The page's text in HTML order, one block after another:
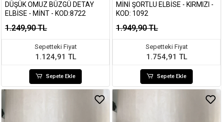
DÜŞÜK OMUZ BÜZGÜ DETAY
ELBISE - MINT - KOD:8722
1.249,90 TL
Sepetteki Fiyat
1.124,91 TL
Sepete Ekle
MINI ŞORTLU ELBISE - KIRMIZI -
KOD: 1092
1.949,90 TL
Sepetteki Fiyat
1.754,91 TL
Sepete Ekle